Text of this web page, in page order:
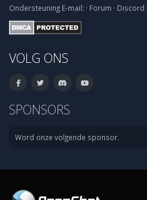
Ondersteuning E-mail: · Forum · Discord
VOLG ONS
SPONSORS
Word onze volgende sponsor.